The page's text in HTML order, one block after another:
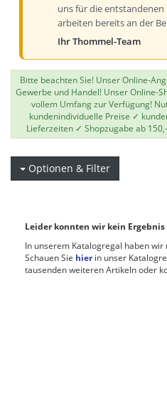
uns für die
arbeiten bereits an der
Ihr Thommel-Team
Bitte beachten Sie! Unser Online-
Gewerbe und Handel! Unser Online-
vollem Umfang zur Verfügung!
kundenindividuelle Preise ✓
Lieferzeiten ✓ Shopzugabe ab
Optionen & Filter
Leider konnten wir kein
In unserem Katalogregal haben
Schauen Sie hierin unser
tausenden weiteren Artikeln oder